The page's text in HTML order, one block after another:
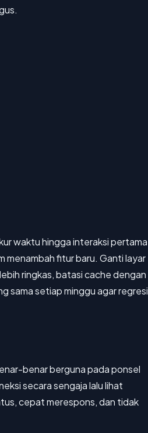
waktu hingga interaksi pertama
menambah fitur baru. Ganti layar
ringkas, batasi cache dengan
sama setiap minggu agar regresi
benar berguna pada ponsel
secara sengaja lalu lihat
cepat merespons, dan tidak